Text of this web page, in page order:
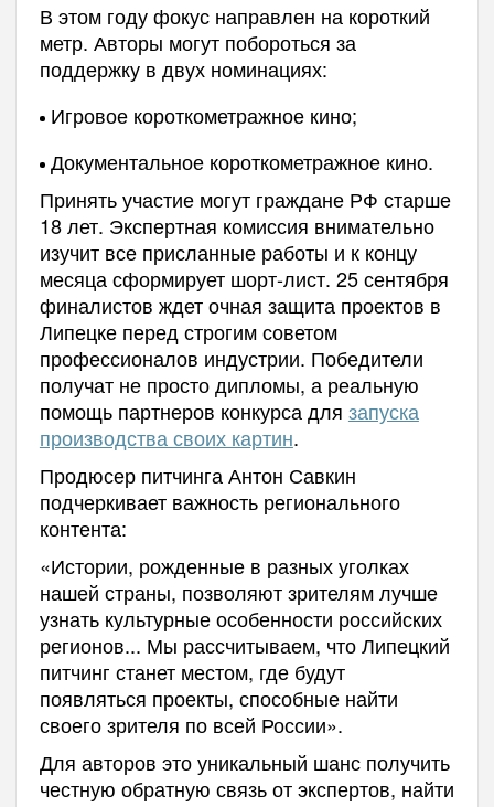
В этом году фокус направлен на короткий
метр. Авторы могут побороться за
поддержку в двух номинациях:
Игровое короткометражное кино;
Документальное короткометражное кино.
Принять участие могут граждане РФ старше
18 лет. Экспертная комиссия внимательно
изучит все присланные работы и к концу
месяца сформирует шорт-лист. 25 сентября
финалистов ждет очная защита проектов в
Липецке перед строгим советом
профессионалов индустрии. Победители
получат не просто дипломы, а реальную
помощь партнеров конкурса для запуска
производства своих картин.
Продюсер питчинга Антон Савкин
подчеркивает важность регионального
контента:
«Истории, рожденные в разных уголках
нашей страны, позволяют зрителям лучше
узнать культурные особенности российских
регионов... Мы рассчитываем, что Липецкий
питчинг станет местом, где будут
появляться проекты, способные найти
своего зрителя по всей России».
Для авторов это уникальный шанс получить
честную обратную связь от экспертов, найти